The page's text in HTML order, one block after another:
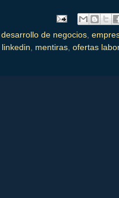
desarrollo de negocios
linkedin mentiras ofertas